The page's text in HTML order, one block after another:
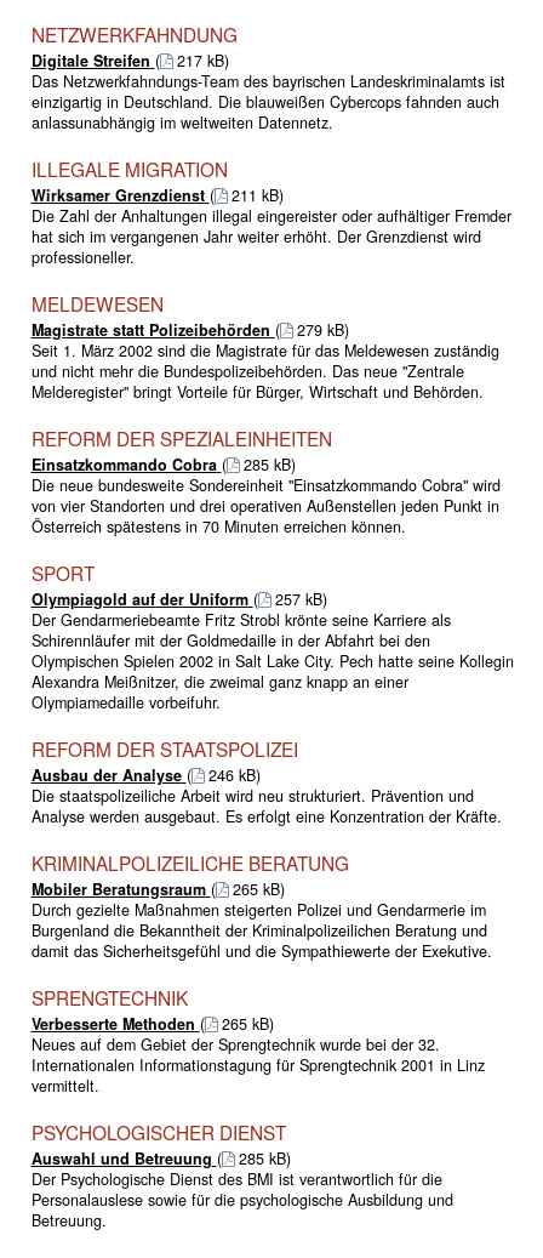
NETZWERKFAHNDUNG
Digitale Streifen (
217 kB)
Das Netzwerkfahndungs-Team des bayrischen Landeskriminalamts ist
einzigartig in Deutschland. Die blauweißen Cybercops fahnden auch
anlassunabhängig im weltweiten Datennetz.
ILLEGALE MIGRATION
Wirksamer Grenzdienst (
211 kB)
Die Zahl der Anhaltungen illegal eingereister oder aufhältiger Fremder
hat sich im vergangenen Jahr weiter erhöht. Der Grenzdienst wird
professioneller.
MELDEWESEN
Magistrate statt Polizeibehörden (
279 kB)
Seit 1. März 2002 sind die Magistrate für das Meldewesen zuständig
und nicht mehr die Bundespolizeibehörden. Das neue "Zentrale
Melderegister" bringt Vorteile für Bürger, Wirtschaft und Behörden.
REFORM DER SPEZIALEINHEITEN
Einsatzkommando Cobra (
285 kB)
Die neue bundesweite Sondereinheit "Einsatzkommando Cobra" wird
von vier Standorten und drei operativen Außenstellen jeden Punkt in
Österreich spätestens in 70 Minuten erreichen können.
SPORT
Olympiagold auf der Uniform (
257 kB)
Der Gendarmeriebeamte Fritz Strobl krönte seine Karriere als
Schirennläufer mit der Goldmedaille in der Abfahrt bei den
Olympischen Spielen 2002 in Salt Lake City. Pech hatte seine Kollegin
Alexandra Meißnitzer, die zweimal ganz knapp an einer
Olympiamedaille vorbeifuhr.
REFORM DER STAATSPOLIZEI
Ausbau der Analyse (
246 kB)
Die staatspolizeiliche Arbeit wird neu strukturiert. Prävention und
Analyse werden ausgebaut. Es erfolgt eine Konzentration der Kräfte.
KRIMINALPOLIZEILICHE BERATUNG
Mobiler Beratungsraum (
265 kB)
Durch gezielte Maßnahmen steigerten Polizei und Gendarmerie im
Burgenland die Bekanntheit der Kriminalpolizeilichen Beratung und
damit das Sicherheitsgefühl und die Sympathiewerte der Exekutive.
SPRENGTECHNIK
Verbesserte Methoden (
265 kB)
Neues auf dem Gebiet der Sprengtechnik wurde bei der 32.
Internationalen Informationstagung für Sprengtechnik 2001 in Linz
vermittelt.
PSYCHOLOGISCHER DIENST
Auswahl und Betreuung (
285 kB)
Der Psychologische Dienst des BMI ist verantwortlich für die
Personalauslese sowie für die psychologische Ausbildung und
Betreuung.